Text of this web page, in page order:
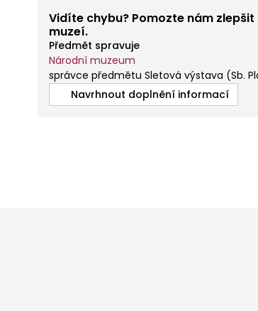
Vidíte chybu? Pomozte nám
muzeí.
Předmět spravuje
Národní muzeum
správce předmětu Sletová výstava (Sb.
Navrhnout doplnění informací